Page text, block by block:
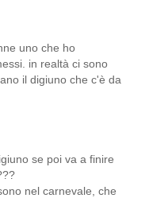
uno che ho
in realtà ci sono
il digiuno che c'è da
se poi va a finire
nel carnevale, che